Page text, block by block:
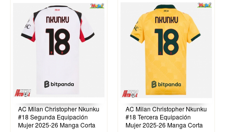
AC Milan Christopher Nkunku
#18 Segunda Equipación
Mujer 2025-26 Manga Corta
AC Milan Christopher Nkunku
#18 Tercera Equipación
Mujer 2025-26 Manga Corta